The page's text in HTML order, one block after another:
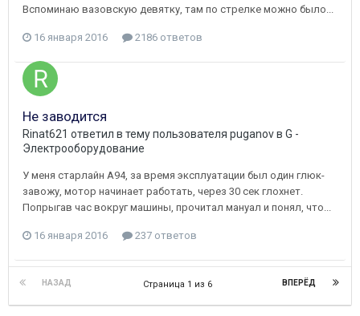
Вспоминаю вазовскую девятку, там по стрелке можно было...
16 января 2016 2186 ответов
Не заводится
Rinat621 ответил в тему пользователя puganovв G -
Электрооборудование
У меня старлайн А94, за время эксплуатации был один глюк-
завожу, мотор начинает работать, через 30 сек глохнет.
Попрыгав час вокруг машины, прочитал мануал и понял, что...
16 января 2016 237 ответов
НАЗАД ВПЕРЁД
Страница 1 из 6